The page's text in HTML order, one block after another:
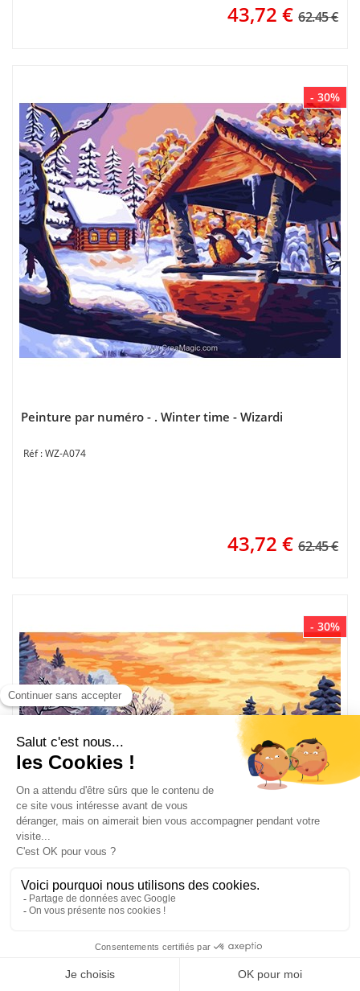
43,72 € 62.45 €
- 30%
Peinture par numéro - . Winter time - Wizardi
WZ-A074
43,72 € 62.45 €
- 30%
Peinture par numéro - Winter Landscape - Wizardi
WZ-A073